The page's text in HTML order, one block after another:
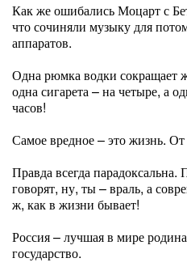
Как же ошибались Моцарт с
что сочиняли музыку для
аппаратов.
Одна рюмка водки сокращает
одна сигарета – на четыре, а
часов!
Самое вредное – это жизнь.
Правда всегда
говорят, ну, ты – враль, а
ж, как в жизни бывает!
Россия – лучшая в мире
государство.